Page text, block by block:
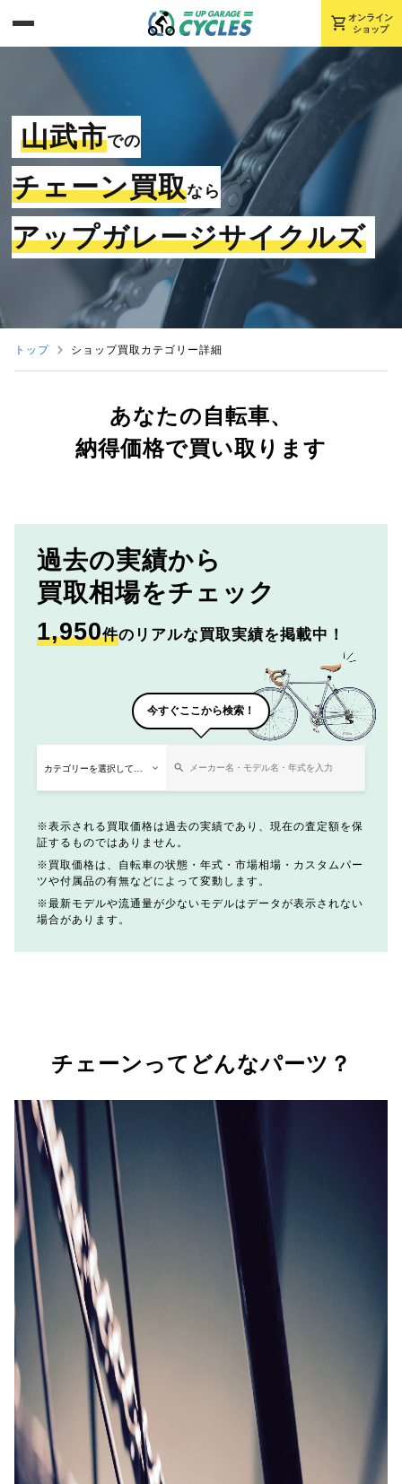
shopping_cart オンライン
ショップ
山武市での
チェーン買取なら
アップガレージサイクルズ
トップ ショップ買取カテゴリー詳細
あなたの自転車、
納得価格で買い取ります
過去の実績から
買取相場をチェック
1,950件のリアルな買取実績を掲載中！
今すぐここから検索！
表示される買取価格は過去の実績であり、現在の査定額を保
証するものではありません。
買取価格は、自転車の状態・年式・市場相場・カスタムパー
ツや付属品の有無などによって変動します。
最新モデルや流通量が少ないモデルはデータが表示されない
場合があります。
チェーンってどんなパーツ？